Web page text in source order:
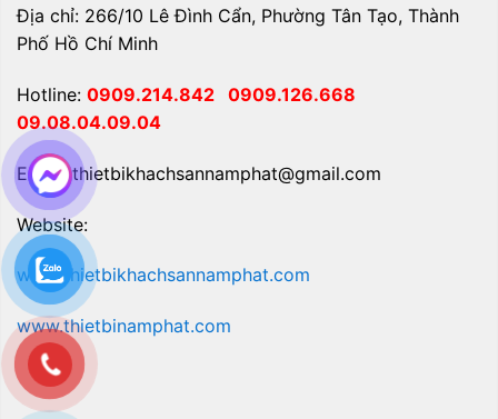
Địa chỉ: 266/10 Lê Đình Cẩn, Phường Tân Tạo, Thành
Phố Hồ Chí Minh
Hotline: 0909.214.842 0909.126.668
09.08.04.09.04
Email: thietbikhachsannamphat@gmail.com
Website:
www.thietbikhachsannamphat.com
www.thietbinamphat.com